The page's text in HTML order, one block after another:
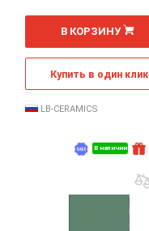
В наличии
м
В КОРЗИНУ
Купить в один клик
LB-CERAMICS